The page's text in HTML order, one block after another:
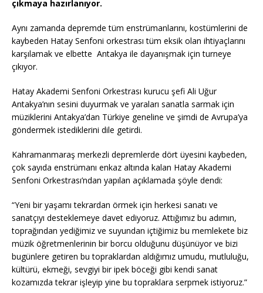
b
o
o
k
r A
p
p
e n
k
çıkmaya hazırlanıyor.
Aynı zamanda depremde tüm enstrümanlarını, kostümlerini de
kaybeden Hatay Senfoni orkestrası tüm eksik olan ihtiyaçlarını
karşılamak ve elbette Antakya ile dayanışmak için turneye
çıkıyor.
Hatay Akademi Senfoni Orkestrası kurucu şefi Ali Uğur
Antakya’nın sesini duyurmak ve yaraları sanatla sarmak için
müziklerini Antakya’dan Türkiye geneline ve şimdi de Avrupa’ya
göndermek istediklerini dile getirdi.
Kahramanmaraş merkezli depremlerde dört üyesini kaybeden,
çok sayıda enstrümanı enkaz altında kalan Hatay Akademi
Senfoni Orkestrası’ndan yapılan açıklamada şöyle dendi:
“Yeni bir yaşamı tekrardan örmek için herkesi sanatı ve
sanatçıyı desteklemeye davet ediyoruz. Attığımız bu adımın,
toprağından yediğimiz ve suyundan içtiğimiz bu memlekete biz
müzik öğretmenlerinin bir borcu olduğunu düşünüyor ve bizi
bugünlere getiren bu topraklardan aldığımız umudu, mutluluğu,
kültürü, ekmeği, sevgiyi bir ipek böceği gibi kendi sanat
kozamızda tekrar işleyip yine bu topraklara serpmek istiyoruz.”